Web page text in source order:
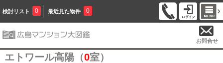
検討リスト 0 最近見た物件 0
お問合せ
エトワール高陽（0室）